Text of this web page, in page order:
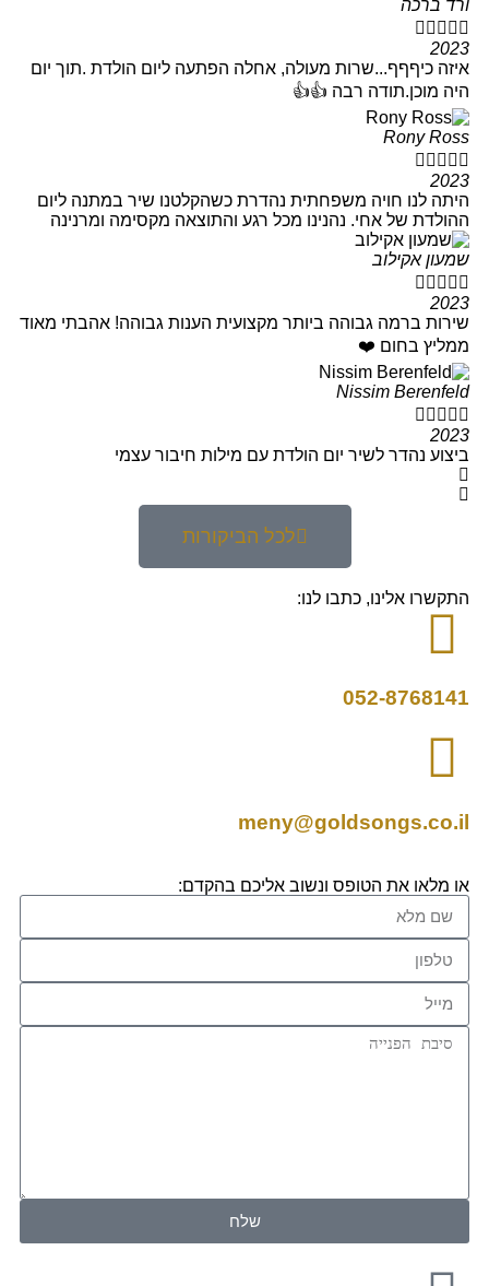
ורד ברכה
    
2023
איזה כיףףף...שרות מעולה, אחלה הפתעה ליום הולדת .תוך יום
היה מוכן.תודה רבה 👍👍
Rony Ross
    
2023
היתה לנו חויה משפחתית נהדרת כשהקלטנו שיר במתנה ליום
ההולדת של אחי. נהנינו מכל רגע והתוצאה מקסימה ומרנינה
שמעון אקילוב
    
2023
שירות ברמה גבוהה ביותר מקצועית הענות גבוהה! אהבתי מאוד
ממליץ בחום ❤️
Nissim Berenfeld
    
2023
ביצוע נהדר לשיר יום הולדת עם מילות חיבור עצמי
לכל הביקורות
התקשרו אלינו, כתבו לנו:
052-8768141
meny@goldsongs.co.il
או מלאו את הטופס ונשוב אליכם בהקדם:
שלח